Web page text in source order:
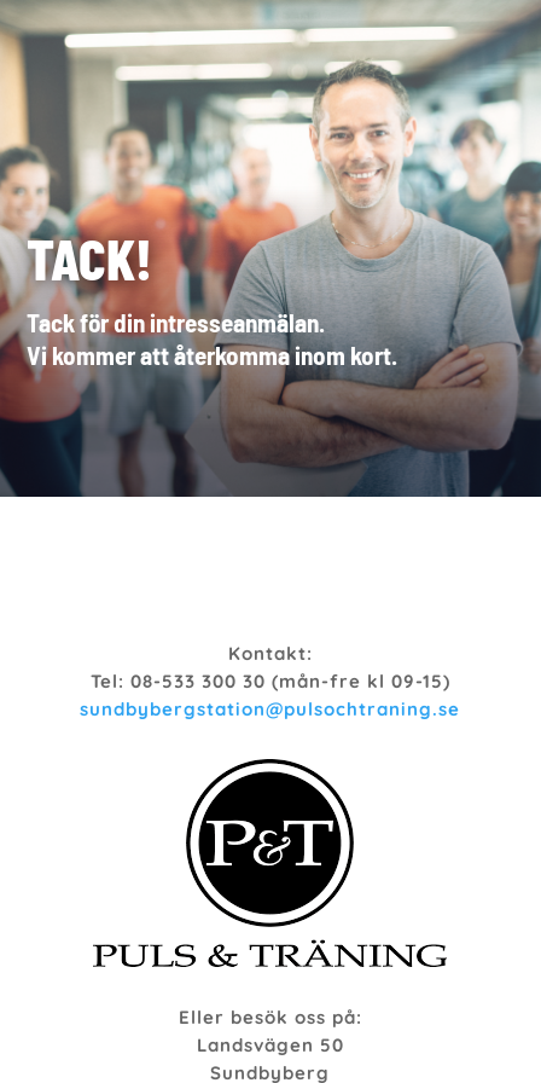
TACK!
Tack för din intresseanmälan.
Vi kommer att återkomma inom kort.
Kontakt:
Tel: 08-533 300 30 (mån-fre kl 09-15)
sundbybergstation@pulsochtraning.se
Eller besök oss på:
Landsvägen 50
Sundbyberg